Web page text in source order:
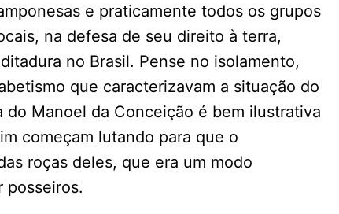
e praticamente todos os grupos
na defesa de seu direito à terra,
no Brasil. Pense no isolamento,
que caracterizavam a situação do
Manoel da Conceição é bem ilustrativa
começam lutando para que o
roças deles, que era um modo
posseiros.